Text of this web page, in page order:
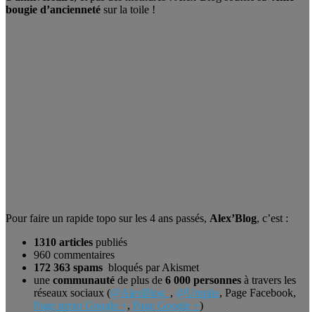
bougie d’ancienneté sur la toile !
Pour faire un rapide topo sur les 4 ans passés, Alex’Blog, c’est :
1310 articles publiés
960 commentaires
172 363 spams bloqués par Akismet
une communauté de plus de 6 000 personnes à travers les
réseaux sociaux (@AlexBlog_ , @Utopiie, Page Facebook,
Page perso Google +, Page Google +)